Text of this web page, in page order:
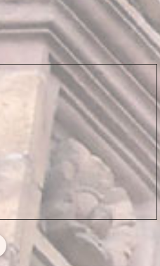
Trang Trí Lễ Hội –
Nhu Cầu Tất Yếu
Trong Cuộc Sống
Hiện Nay
Dịp lễ hội là thời điểm
mà hầu hết người dân
thường chi tiêu...